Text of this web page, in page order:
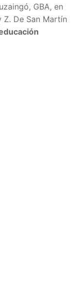
GBA, en
Z. De San Martín